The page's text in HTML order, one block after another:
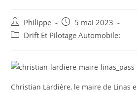
Auteur/autrice
de
Philippe
Post
published:
5 mai 2023
PostDrift Et Pilotage Automobile:
Christian Lardière, le maire de Linas